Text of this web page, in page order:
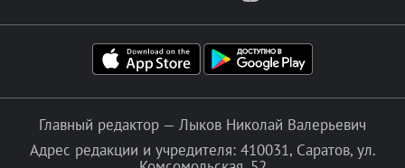
Главный редактор — Лыков Николай Валерьевич
Адрес редакции и учредителя: 410031, Саратов, ул.